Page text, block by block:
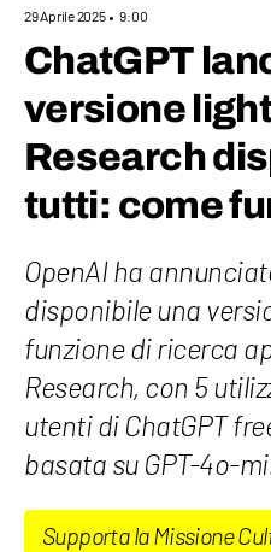
29 Aprile 2025 9:00
ChatGPT
versione
Research
tutti: come
OpenAI ha
disponibile una
funzione di ricerca
Research, con 5
utenti di ChatGPT
basata su GPT-4o-
Supporta la Missione